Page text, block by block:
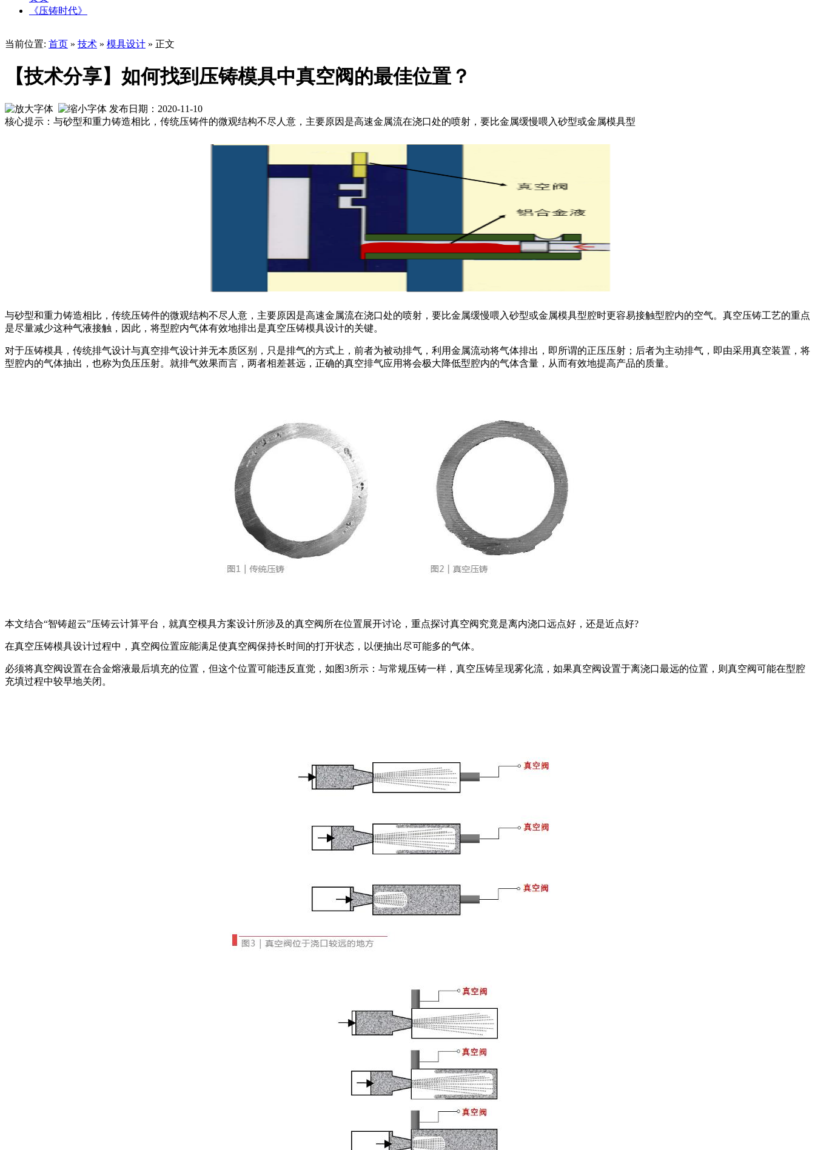
《压铸时代》
当前位置: 首页 » 技术 » 模具设计 » 正文
【技术分享】如何找到压铸模具中真空阀的最佳位置？
发布日期：2020-11-10
核心提示：与砂型和重力铸造相比，传统压铸件的微观结构不尽人意，主要原因是高速金属流在浇口处的喷射，要比金属缓慢喂入砂型或金属模具型
与砂型和重力铸造相比，传统压铸件的微观结构不尽人意，主要原因是高速金属流在浇口处的喷射，要比金属缓慢喂入砂型或金属模具型腔时更容易接触型腔内的空气。真空压铸工艺的重点
是尽量减少这种气液接触，因此，将型腔内气体有效地排出是真空压铸模具设计的关键。
对于压铸模具，传统排气设计与真空排气设计并无本质区别，只是排气的方式上，前者为被动排气，利用金属流动将气体排出，即所谓的正压压射；后者为主动排气，即由采用真空装置，将
型腔内的气体抽出，也称为负压压射。就排气效果而言，两者相差甚远，正确的真空排气应用将会极大降低型腔内的气体含量，从而有效地提高产品的质量。
本文结合“智铸超云”压铸云计算平台，就真空模具方案设计所涉及的真空阀所在位置展开讨论，重点探讨真空阀究竟是离内浇口远点好，还是近点好?
在真空压铸模具设计过程中，真空阀位置应能满足使真空阀保持长时间的打开状态，以便抽出尽可能多的气体。
必须将真空阀设置在合金熔液最后填充的位置，但这个位置可能违反直觉，如图3所示：与常规压铸一样，真空压铸呈现雾化流，如果真空阀设置于离浇口最远的位置，则真空阀可能在型腔
充填过程中较早地关闭。